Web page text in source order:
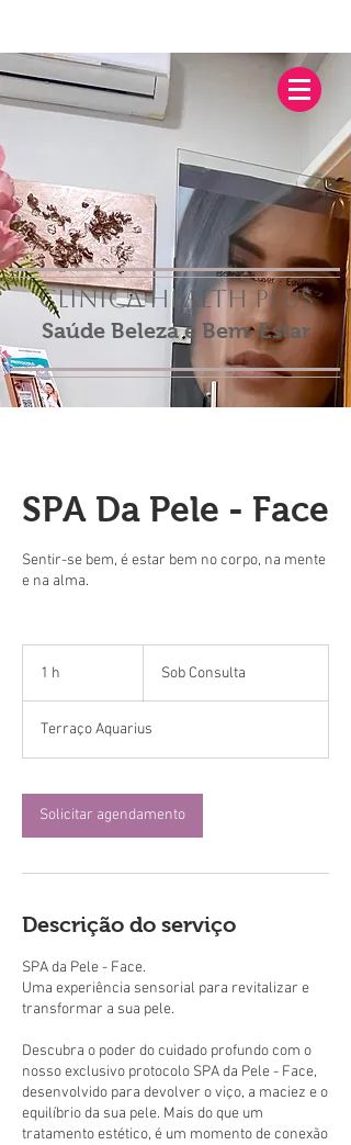
Clínica Health Plus
Saúde Beleza e Bem-Estar
SPA Da Pele - Face
Sentir-se bem, é estar bem no corpo, na mente
e na alma.
1 h Sob Consulta
Terraço Aquarius
Solicitar agendamento
Descrição do serviço
SPA da Pele - Face.
Uma experiência sensorial para revitalizar e
transformar a sua pele.
Descubra o poder do cuidado profundo com o
nosso exclusivo protocolo SPA da Pele - Face,
desenvolvido para devolver o viço, a maciez e o
equilíbrio da sua pele. Mais do que um
tratamento estético, é um momento de conexão